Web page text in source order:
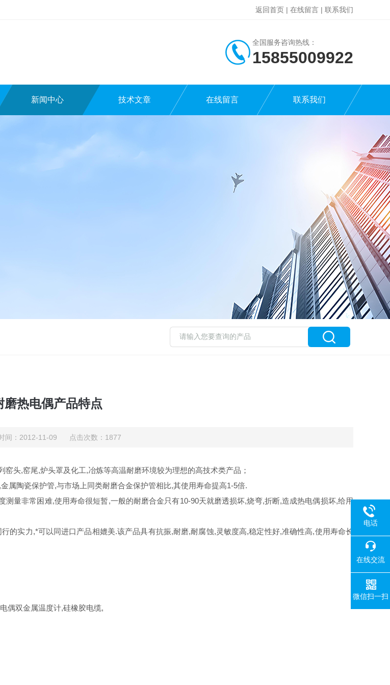
返回首页 | 在线留言 | 联系我们
全国服务咨询热线：
15855009922
新闻中心 技术文章 在线留言 联系我们
磨热电偶产品特点
间：2012-11-09 点击次数：1877
,窑尾,炉头罩及化工,冶炼等高温耐磨环境较为理想的高技术类产品；
陶瓷保护管,与市场上同类耐磨合金保护管相比,其使用寿命提高1-5倍.
非常困难,使用寿命很短暂,一般的耐磨合金只有10-90天就磨透损坏,烧弯,折断,造成热电偶损坏,给用
实力,*可以同进口产品相媲美.该产品具有抗振,耐磨,耐腐蚀,灵敏度高,稳定性好,准确性高,使用寿命长
偶双金属温度计,硅橡胶电缆,
电话
在线交流
微信扫一扫